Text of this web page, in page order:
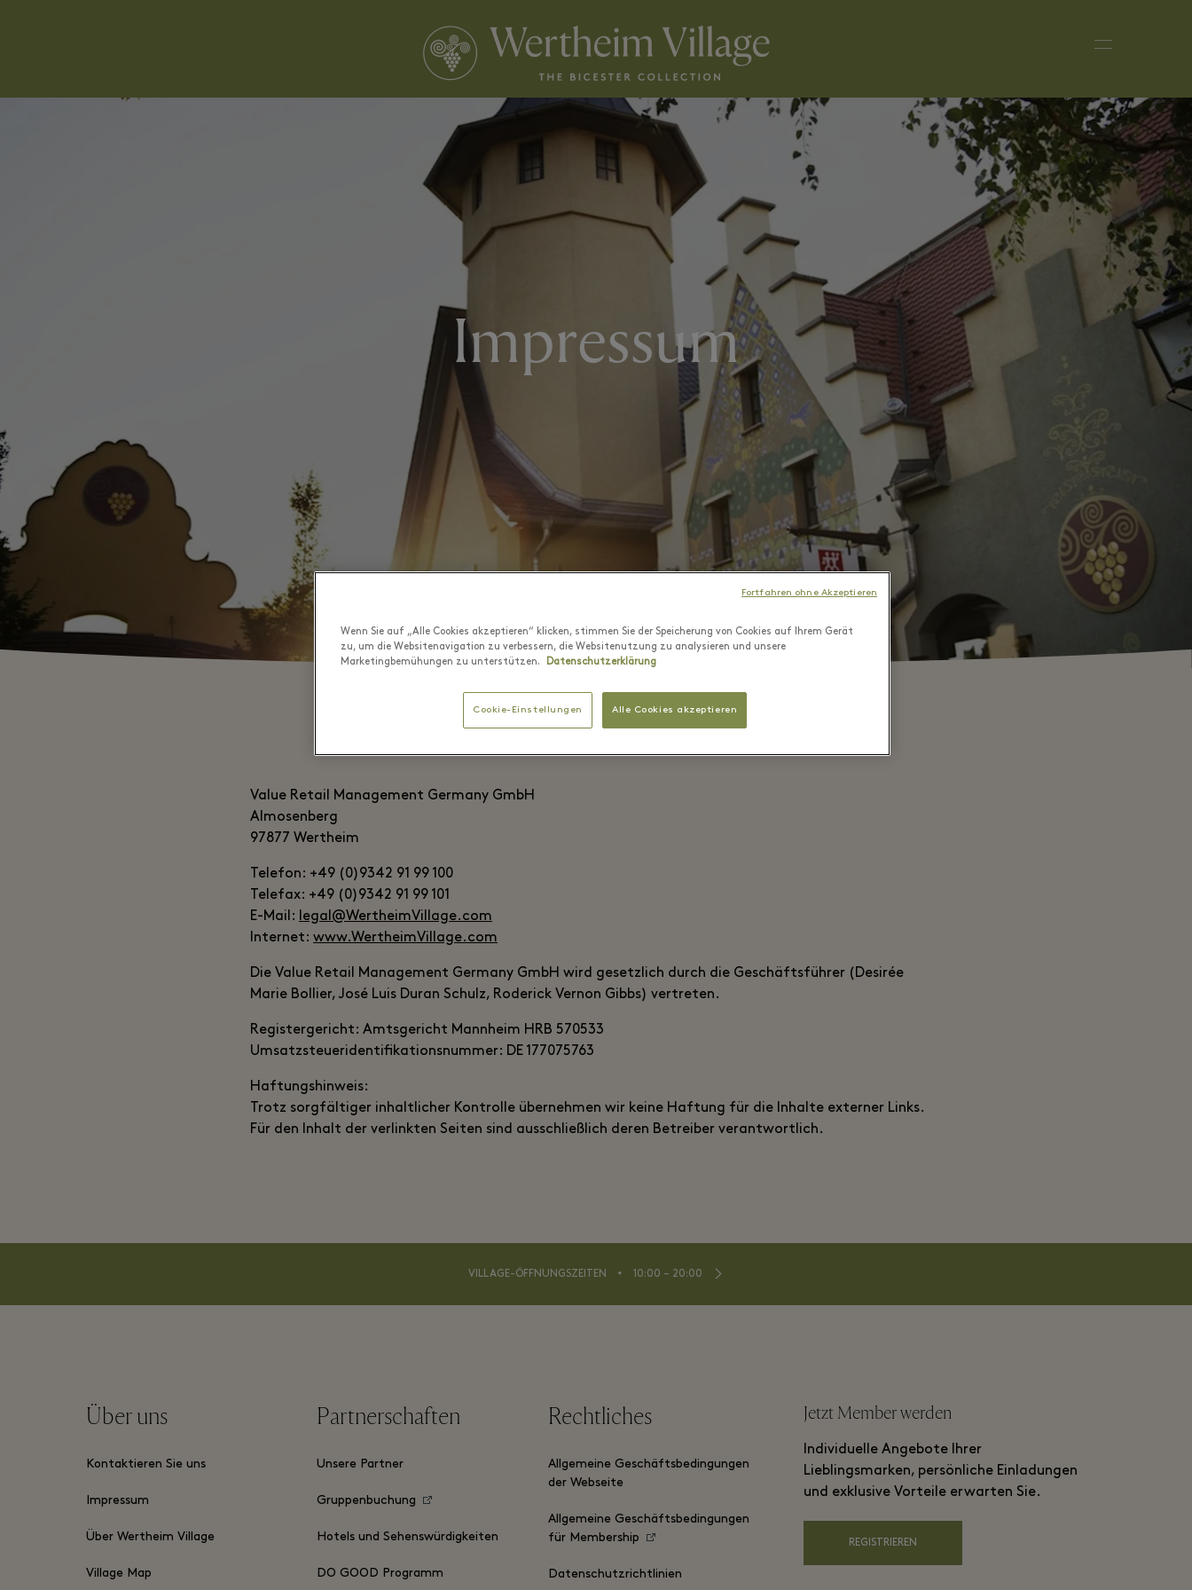
Impressum
Value Retail Management Germany GmbH
Almosenberg
97877 Wertheim
Telefon: +49 (0)9342 91 99 100
Telefax: +49 (0)9342 91 99 101
E-Mail:
legal@WertheimVillage.com
Internet: www.WertheimVillage.com
Die Value Retail Management Germany GmbH wird gesetzlich durch die Geschäftsführer (Desirée
Marie Bollier, José Luis Duran Schulz, Roderick Vernon Gibbs) vertreten.
Registergericht: Amtsgericht Mannheim HRB 570533
Umsatzsteueridentifikationsnummer: DE 177075763
Haftungshinweis:
Trotz sorgfältiger inhaltlicher Kontrolle übernehmen wir keine Haftung für die Inhalte externer Links.
Für den Inhalt der verlinkten Seiten sind ausschließlich deren Betreiber verantwortlich.
VILLAGE-ÖFFNUNGSZEITEN ⬩ 10:00 – 20:00
Über uns
Kontaktieren Sie uns
Impressum
Über Wertheim Village
Village Map
Partnerschaften
Unsere Partner
Gruppenbuchung
Hotels und Sehenswürdigkeiten
DO GOOD Programm
Rechtliches
Allgemeine Geschäftsbedingungen
der Webseite
Allgemeine Geschäftsbedingungen
für Membership
Datenschutzrichtlinien
Jetzt Member werden
Individuelle Angebote Ihrer
Lieblingsmarken, persönliche Einladungen
und exklusive Vorteile erwarten Sie.
REGISTRIEREN
Wenn Sie auf „Alle Cookies akzeptieren“ klicken, stimmen Sie der Speicherung von Cookies auf Ihrem Gerät
zu, um die Websitenavigation zu verbessern, die Websitenutzung zu analysieren und unsere
Marketingbemühungen zu unterstützen.
Datenschutzerklärung
Cookie-Einstellungen Alle Cookies akzeptieren
Fortfahren ohne Akzeptieren